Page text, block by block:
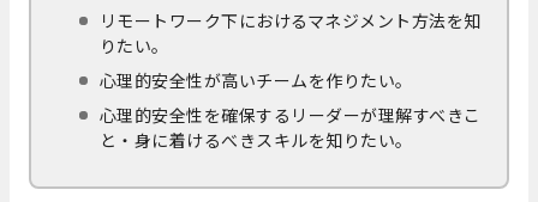
リモートワーク下におけるマネジメント方法を知
りたい。
心理的安全性が高いチームを作りたい。
心理的安全性を確保するリーダーが理解すべきこ
と・身に着けるべきスキルを知りたい。